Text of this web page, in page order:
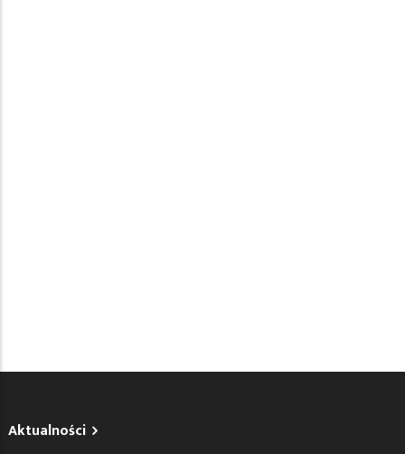
Aktualności